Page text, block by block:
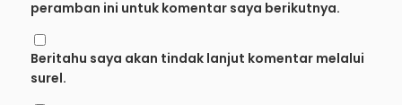
peramban ini untuk komentar saya berikutnya.
Beritahu saya akan tindak lanjut komentar melalui
surel.